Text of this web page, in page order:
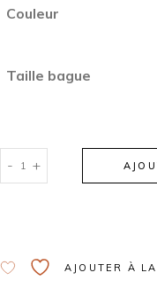
Couleur
Taille bague
- +
AJOUTER À